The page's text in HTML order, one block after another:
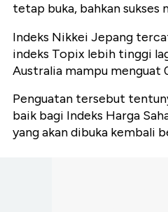
tetap buka, bahkan sukses
Indeks Nikkei Jepang
indeks Topix lebih tinggi
Australia mampu menguat
Penguatan tersebut
baik bagi Indeks Harga
yang akan dibuka kembali